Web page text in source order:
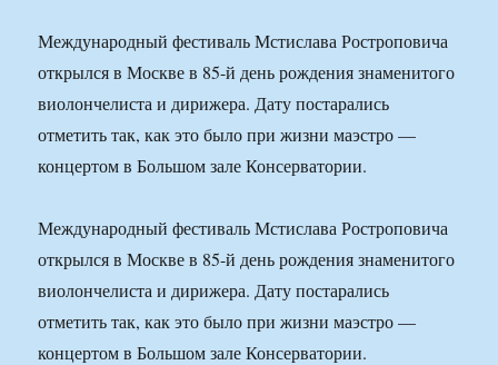
Международный фестиваль Мстислава Ростроповича
открылся в Москве в 85-й день рождения знаменитого
виолончелиста и дирижера. Дату постарались
отметить так, как это было при жизни маэстро —
концертом в Большом зале Консерватории.
Международный фестиваль Мстислава Ростроповича
открылся в Москве в 85-й день рождения знаменитого
виолончелиста и дирижера. Дату постарались
отметить так, как это было при жизни маэстро —
концертом в Большом зале Консерватории.